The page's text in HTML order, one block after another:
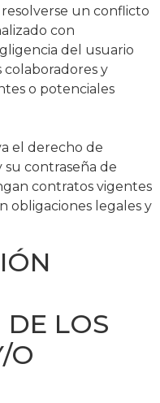
un conflicto
con
del usuario
colaboradores y
o potenciales
el derecho de
su contraseña de
contratos vigentes
obligaciones legales y
DE LOS
O